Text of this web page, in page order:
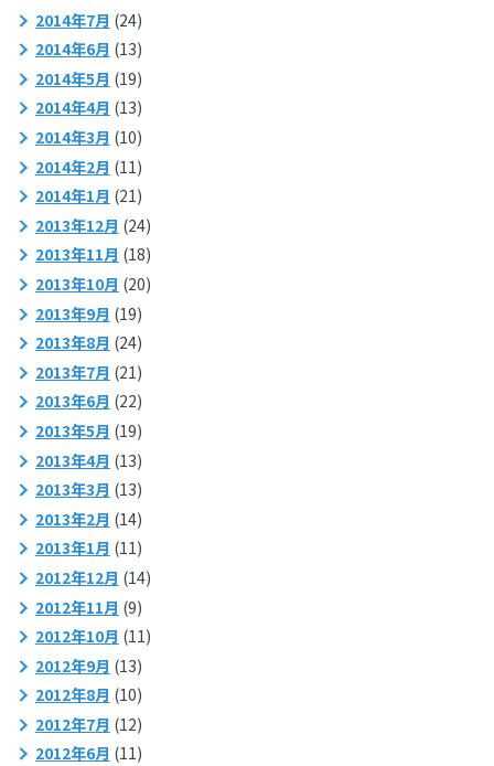
2014年7月 (24)
2014年6月 (13)
2014年5月 (19)
2014年4月 (13)
2014年3月 (10)
2014年2月 (11)
2014年1月 (21)
2013年12月 (24)
2013年11月 (18)
2013年10月 (20)
2013年9月 (19)
2013年8月 (24)
2013年7月 (21)
2013年6月 (22)
2013年5月 (19)
2013年4月 (13)
2013年3月 (13)
2013年2月 (14)
2013年1月 (11)
2012年12月 (14)
2012年11月 (9)
2012年10月 (11)
2012年9月 (13)
2012年8月 (10)
2012年7月 (12)
2012年6月 (11)